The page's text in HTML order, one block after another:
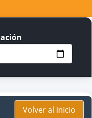
Volver al inicio